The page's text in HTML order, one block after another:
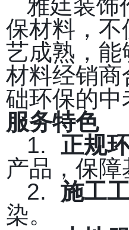
雅廷装饰
保材料，
艺成熟，
材料经销
础环保的中
服务特色
1.
正规
产品，保障
2.
施工
染。